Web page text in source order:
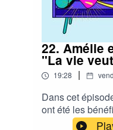
22. Amélie
"La vie
19:28 |
Dans cet
ont été les